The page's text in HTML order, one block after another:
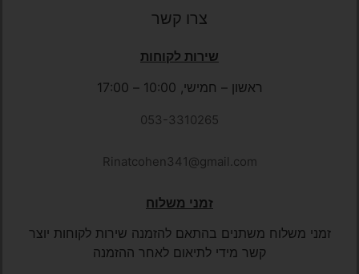
צרו קשר
שירות לקוחות
ראשון – חמישי, 10:00 – 17:00
053-3310265
Rinatcohen341@gmail.com
זמני משלוח
זמני משלוח משתנים בהתאם להזמנה שירות לקוחות יוצר
קשר מידי לתיאום לאחר ההזמנה